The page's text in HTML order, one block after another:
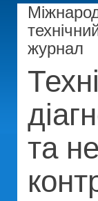
журнал
та